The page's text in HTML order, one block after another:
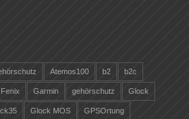
Atemos100 b2 b2c
Fenix Garmin gehörschutz Glock
Glock MOS GPSOrtung